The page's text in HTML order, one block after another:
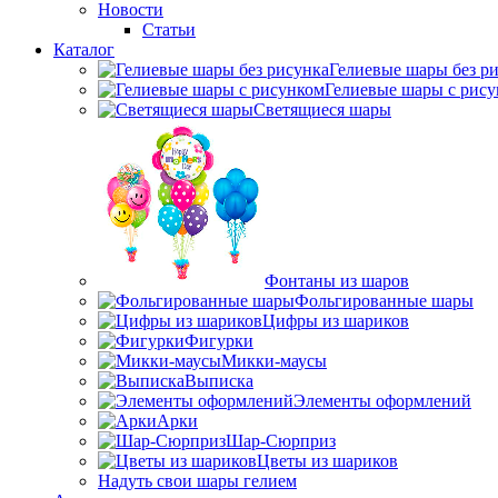
Новости
Статьи
Каталог
Гелиевые шары без
Гелиевые шары с
Светящиеся шары
Фонтаны из шаров
Фольгированные шары
Цифры из шариков
Фигурки
Микки-маусы
Выписка
Элементы оформлений
Арки
Шар-Сюрприз
Цветы из шариков
Надуть свои шары гелием